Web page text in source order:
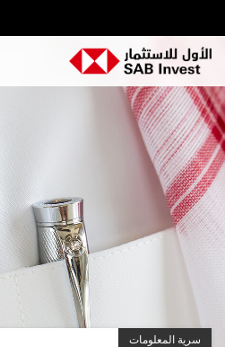
سرية المعلومات